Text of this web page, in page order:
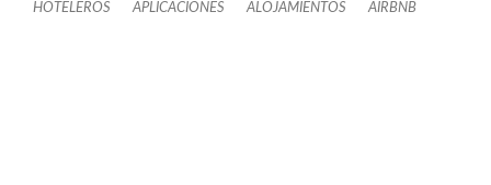
HOTELEROS APLICACIONES ALOJAMIENTOS AIRBNB